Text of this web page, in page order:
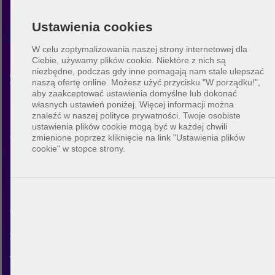
Ustawienia cookies
W celu zoptymalizowania naszej strony internetowej dla
Ciebie, używamy plików cookie. Niektóre z nich są
niezbędne, podczas gdy inne pomagają nam stale ulepszać
naszą ofertę online.
Możesz użyć przycisku "W porządku!",
aby zaakceptować ustawienia domyślne lub dokonać
własnych ustawień poniżej. Więcej informacji można
znaleźć w naszej polityce prywatności. Twoje osobiste
ustawienia plików cookie mogą być w każdej chwili
zmienione poprzez kliknięcie na link "Ustawienia plików
cookie" w stopce strony.
Siatkówka plażowa
Denver
Odkryj społeczność siatkówki
plażowej w Denver. Z BeachUp
graczami, znaleźć boiska w
swoim mieście, zaplanować
własne mecze i poznać